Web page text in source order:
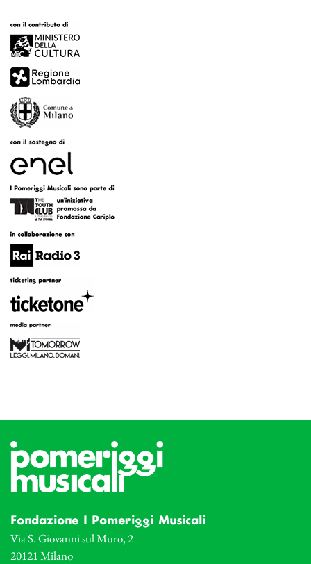
Fondazione I Pomeriggi Musicali
Via S. Giovanni sul Muro, 2
20121 Milano